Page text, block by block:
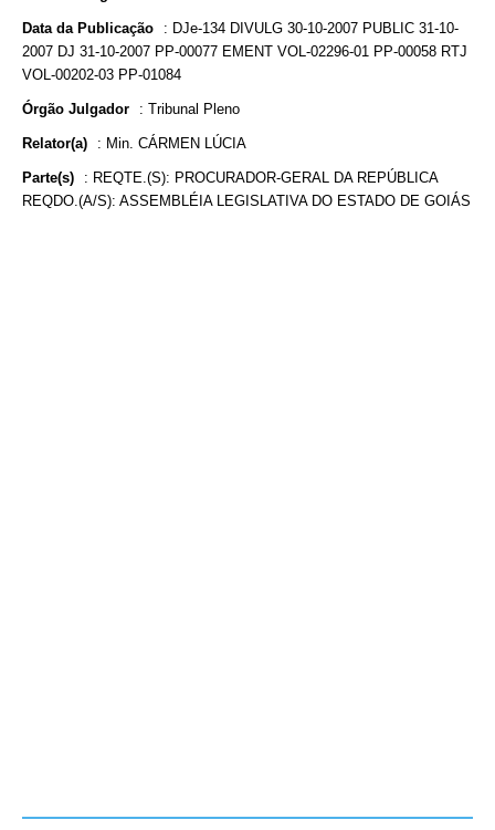
Data da Publicação : DJe-134 DIVULG 30-10-2007 PUBLIC 31-10-
2007 DJ 31-10-2007 PP-00077 EMENT VOL-02296-01 PP-00058 RTJ
VOL-00202-03 PP-01084
Órgão Julgador : Tribunal Pleno
Relator(a) : Min. CÁRMEN LÚCIA
Parte(s) : REQTE.(S): PROCURADOR-GERAL DA REPÚBLICA
REQDO.(A/S): ASSEMBLÉIA LEGISLATIVA DO ESTADO DE GOIÁS